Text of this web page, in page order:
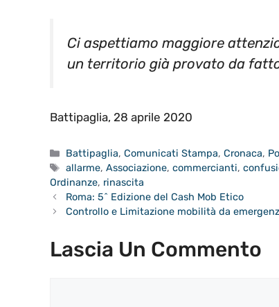
Ci aspettiamo maggiore
un territorio già provato da
Battipaglia, 28 aprile 2020
Categorie
Battipaglia,Comunicati Stampa,Cronaca,
Tag
allarme,Associazione,commercianti,
Ordinanze, rinascita
Roma: 5^ Edizione del Cash Mob Etico
Controllo e Limitazione mobilità da
Lascia Un Commento